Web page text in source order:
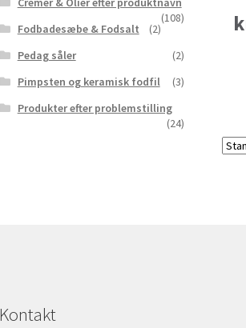
(108)
Fodbadesæbe & Fodsalt
(2)
Pedag såler
(2)
Pimpsten og keramisk fodfil
(3)
Produkter efter problemstilling
(24)
Kontakt